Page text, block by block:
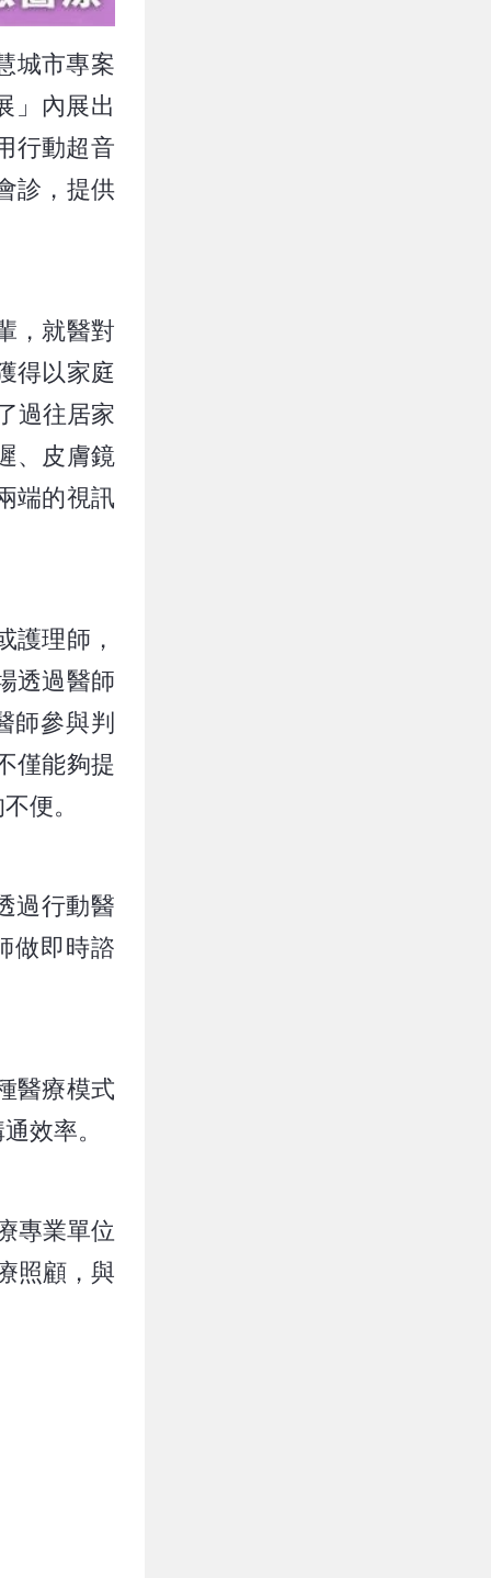
城市專案
」內展出
行動超音
診，提供
，就醫對
得以家庭
過往居家
、皮膚鏡
端的視訊
護理師，
透過醫師
師參與判
僅能夠提
便。
過行動醫
做即時諮
醫療模式
效率。
專業單位
照顧，與